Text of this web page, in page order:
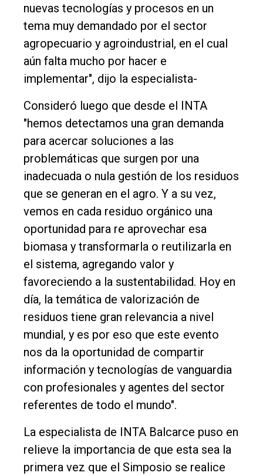
Nosotros
Contacto
nuevas tecnologías y procesos en un
tema muy demandado por el sector
agropecuario y agroindustrial, en el cual
aún falta mucho por hacer e
implementar", dijo la especialista-
Consideró luego que desde el INTA
"hemos detectamos una gran demanda
para acercar soluciones a las
problemáticas que surgen por una
inadecuada o nula gestión de los residuos
que se generan en el agro. Y a su vez,
vemos en cada residuo orgánico una
oportunidad para re aprovechar esa
biomasa y transformarla o reutilizarla en
el sistema, agregando valor y
favoreciendo a la sustentabilidad. Hoy en
día, la temática de valorización de
residuos tiene gran relevancia a nivel
mundial, y es por eso que este evento
nos da la oportunidad de compartir
información y tecnologías de vanguardia
con profesionales y agentes del sector
referentes de todo el mundo".
La especialista de INTA Balcarce puso en
relieve la importancia de que esta sea la
primera vez que el Simposio se realice